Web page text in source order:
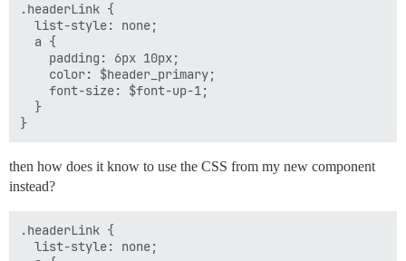
.headerLink {
  list-style: none;
  a {
    padding: 6px 10px;
    color: $header_primary;
    font-size: $font-up-1;
  }
then how does it know to use the CSS from my new component
instead?
.headerLink {
  list-style: none;